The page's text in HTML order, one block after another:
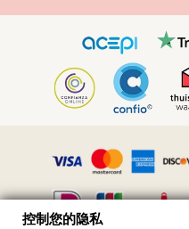
永远记得从你的沙滩包或袋子里
折叠状态。为什么？印刷品和图
珍珠或褶边装饰，避免在洗涤时
如果游泳衣有污点，试着趁它还
过刮来去除。你可能会破坏染料
如何弄干？永远不要在阳光下直
如何去除织物中的小沙粒？带上
播放视频 胸罩 Top Dots-
控制您的隐私